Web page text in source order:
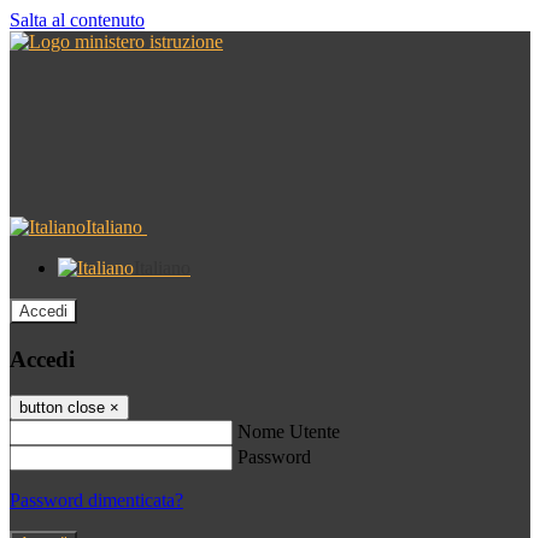
Salta al contenuto
Italiano
Accedi
Accedi
button close ×
Nome Utente
Password
Password dimenticata?